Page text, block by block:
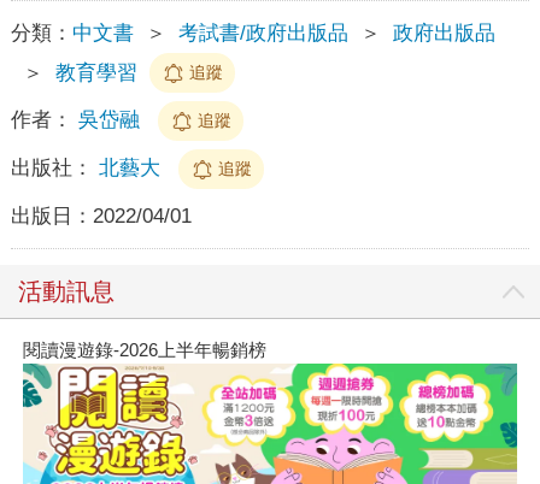
分類： 中文書 ＞ 考試書/政府出版品 ＞
政府出版品
＞
教育學習 追蹤
作者： 吳岱融 追蹤
出版社： 北藝大 追蹤
出版日： 2022/04/01
活動訊息
閱讀漫遊錄-2026上半年暢銷榜